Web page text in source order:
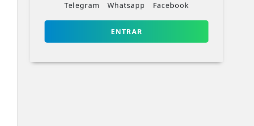
Telegram Whatsapp Facebook
ENTRAR